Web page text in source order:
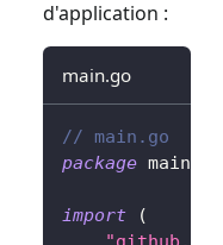
d'application :
main.go
// main.go
package main
import
(